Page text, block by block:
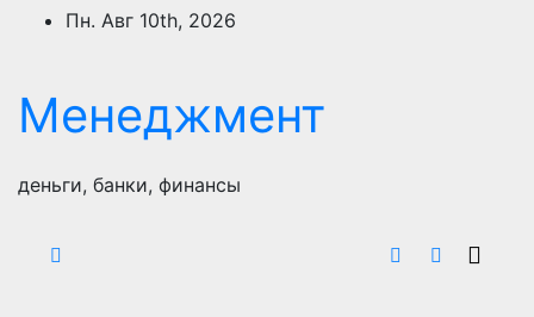
ПерейтиПн. Авг 10th, 2026
Менеджмент
деньги, банки, финансы